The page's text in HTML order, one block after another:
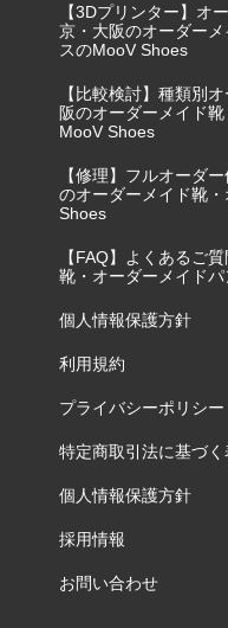
【3Dプリンター】オ
京・大阪のオーダー
スのMooV Shoes
【比較検討】種類別
阪のオーダーメイド
MooV Shoes
【修理】フルオーダ
のオーダーメイド靴
Shoes
【FAQ】よくあるご
靴・オーダーメイド
個人情報保護方針
利用規約
プライバシーポリシー
特定商取引法に基づく
個人情報保護方針
採用情報
お問い合わせ